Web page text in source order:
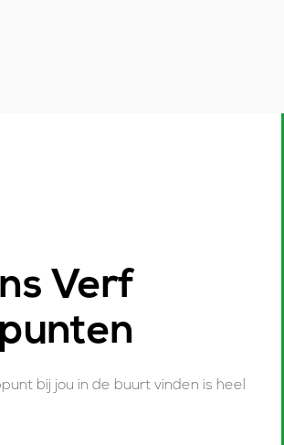
Verf
bij jou in de buurt vinden is heel